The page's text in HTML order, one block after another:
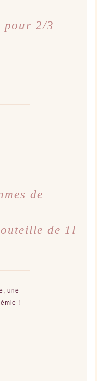
pour 2/3
de
de 1l
une
!